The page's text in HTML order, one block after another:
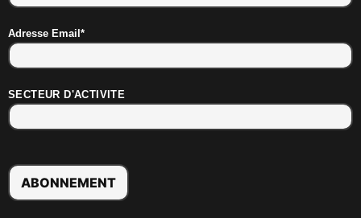
Adresse Email*
SECTEUR D'ACTIVITE